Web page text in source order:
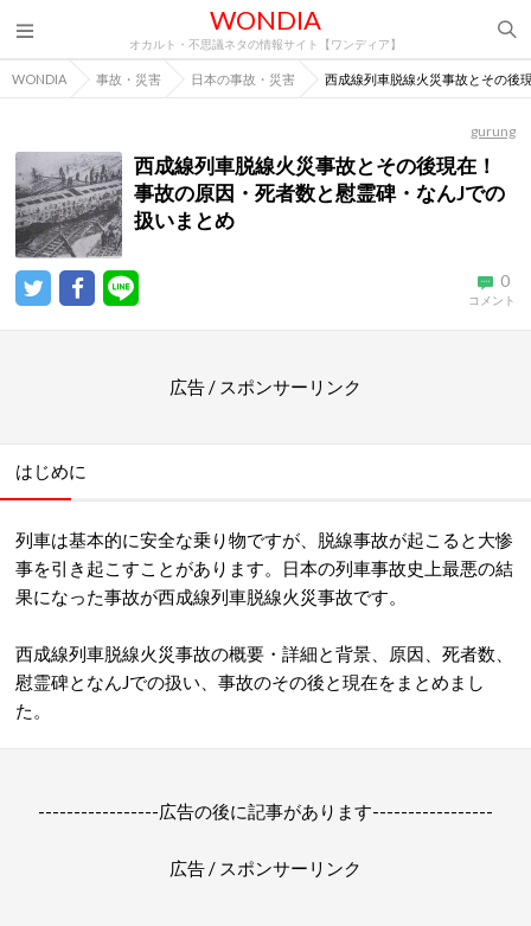
WONDIA
オカルト・不思議ネタの情報サイト【ワンディア】
WONDIA 事故・災害 日本の事故・災害 西成線列車脱線火災事故とその後
gurung
西成線列車脱線火災事故とその後現在！
事故の原因・死者数と慰霊碑・なんJでの
扱いまとめ
0
コメント
広告 / スポンサーリンク
はじめに
列車は基本的に安全な乗り物ですが、脱線事故が起こると大惨
事を引き起こすことがあります。日本の列車事故史上最悪の結
果になった事故が西成線列車脱線火災事故です。
西成線列車脱線火災事故の概要・詳細と背景、原因、死者数、
慰霊碑となんJでの扱い、事故のその後と現在をまとめまし
た。
-----------------広告の後に記事があります-----------------
広告 / スポンサーリンク